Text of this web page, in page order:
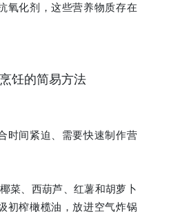
氧化剂，这些营养物质存在
饪的简易方法
时间紧迫、需要快速制作营
菜、西葫芦、红薯和胡萝卜
初榨橄榄油，放进空气炸锅